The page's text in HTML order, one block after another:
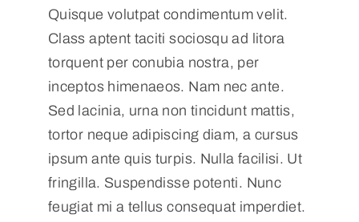
Quisque volutpat condimentum velit.
Class aptent taciti sociosqu ad litora
torquent per conubia nostra, per
inceptos himenaeos. Nam nec ante.
Sed lacinia, urna non tincidunt mattis,
tortor neque adipiscing diam, a cursus
ipsum ante quis turpis. Nulla facilisi. Ut
fringilla. Suspendisse potenti. Nunc
feugiat mi a tellus consequat imperdiet.